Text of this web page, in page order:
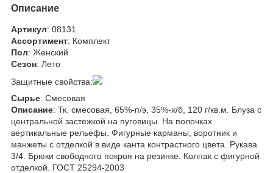
Описание
Артикул: 08131
Ассортимент: Комплект
Пол: Женский
Сезон: Лето
Защитные свойства:
Сырье: Смесовая
Описание: Тк. смесовая, 65%-п/э, 35%-х/б, 120 г/кв.м. Блуза с
центральной застежкой на пуговицы. На полочках
вертикальные рельефы. Фигурные карманы, воротник и
манжеты с отделкой в виде канта контрастного цвета. Рукава
3/4. Брюки свободного покроя на резинке. Колпак с фигурной
отделкой. ГОСТ 25294-2003